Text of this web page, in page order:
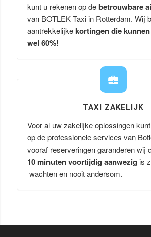
kunt u rekenen op debetrouwbare
van BOTLEK Taxi in Rotterdam. Wij
aantrekkelijkekortingen die
wel 60%!
TAXI ZAKELIJK
Voor al uw zakelijke oplossingen
op de professionele services van
vooraf reserveringen garanderen wij
10 minuten voortijdig aanwezig is
wachten en nooit andersom.